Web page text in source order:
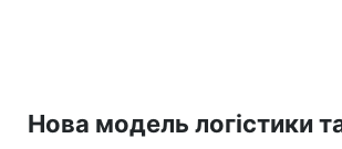
Нова модель логістики